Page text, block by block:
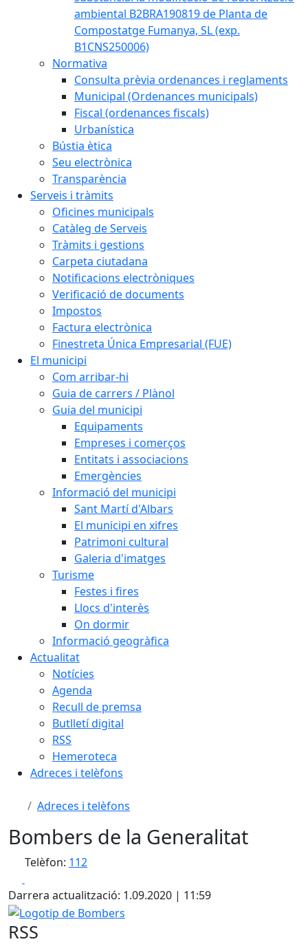
ambiental B2BRA190819 de Planta de
Compostatge Fumanya, SL (exp.
B1CNS250006)
Normativa
Consulta prèvia ordenances i reglaments
Municipal (Ordenances municipals)
Fiscal (ordenances fiscals)
Urbanística
Bústia ètica
Seu electrònica
Transparència
Serveis i tràmits
Oficines municipals
Catàleg de Serveis
Tràmits i gestions
Carpeta ciutadana
Notificacions electròniques
Verificació de documents
Impostos
Factura electrònica
Finestreta Única Empresarial (FUE)
El municipi
Com arribar-hi
Guia de carrers / Plànol
Guia del municipi
Equipaments
Empreses i comerços
Entitats i associacions
Emergències
Informació del municipi
Sant Martí d'Albars
El municipi en xifres
Patrimoni cultural
Galeria d'imatges
Turisme
Festes i fires
Llocs d'interès
On dormir
Informació geogràfica
Actualitat
Notícies
Agenda
Recull de premsa
Butlletí digital
RSS
Hemeroteca
Adreces i telèfons
Adreces i telèfons
Bombers de la Generalitat
Telèfon: 112
Darrera actualització: 1.09.2020 | 11:59
Logotip de Bombers
RSS